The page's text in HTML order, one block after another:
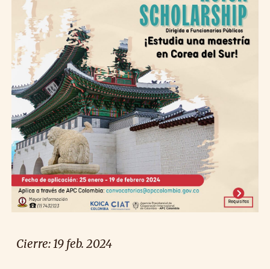
Cierre: 19 feb. 2024